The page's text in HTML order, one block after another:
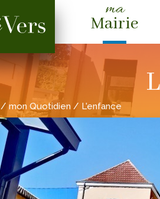
ma
Mairie
/ mon Quotidien / L'enfance